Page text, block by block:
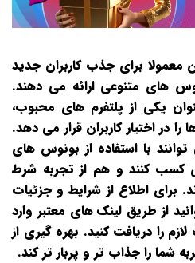
برای جذب کاربران جدید
های متنوعی ارائه می‌ دهند.
90 نیز به عنوان یکی از پلتفرم‌ های محبوب،
در اختیار کاربران قرار می‌ دهد.
با استفاده از بونوس‌ های
کسب کنند و هم از تجربه شرط‌
برای اطلاع از شرایط و جزئیات
از طریق لینک‌ های معتبر وارد
را دریافت کنید. بهره‌ گیری از
شما را جذاب‌ تر و پربار تر کند.